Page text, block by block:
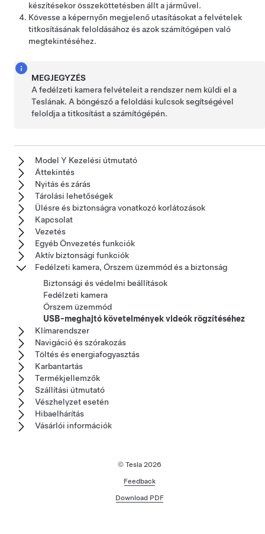
készítésekor összeköttetésben állt a járművel.
Kövesse a képernyőn megjelenő utasításokat a felvételek
titkosításának feloldásához és azok számítógépen való
megtekintéséhez.
MEGJEGYZÉS
A fedélzeti kamera felvételeit a rendszer nem küldi el a
Teslának. A böngésző a feloldási kulcsok segítségével
feloldja a titkosítást a számítógépén.
Model Y Kezelési útmutató
Áttekintés
Nyitás és zárás
Tárolási lehetőségek
Ülésre és biztonságra vonatkozó korlátozások
Kapcsolat
Vezetés
Egyéb Önvezetés funkciók
Aktív biztonsági funkciók
Fedélzeti kamera, Őrszem üzemmód és a biztonság
Biztonsági és védelmi beállítások
Fedélzeti kamera
Őrszem üzemmód
USB-meghajtó követelmények videók rögzítéséhez
Klímarendszer
Navigáció és szórakozás
Töltés és energiafogyasztás
Karbantartás
Termékjellemzők
Szállítási útmutató
Vészhelyzet esetén
Hibaelhárítás
Vásárlói információk
© Tesla 2026
Feedback
Download PDF